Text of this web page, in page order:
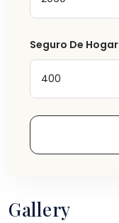
Seguro De Hogar
Gallery